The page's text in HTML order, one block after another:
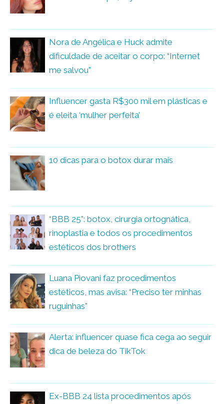
Nora de Angélica e Huck admite
dificuldade de aceitar o corpo: “Internet
me salvou”
Influencer gasta R$300 mil em plásticas e
é eleita ‘mulher perfeita’
10 dicas para o botox durar mais
“BBB 25”: botox, cirurgia ortognática,
rinoplastia e todos os procedimentos
estéticos dos brothers
Luana Piovani faz procedimentos
estéticos, mas avisa: “Preciso ter minhas
ruguinhas”
Alerta: influencer quase fica cega ao seguir
dica de beleza do TikTok
Ex-BBB 24 lista procedimentos após